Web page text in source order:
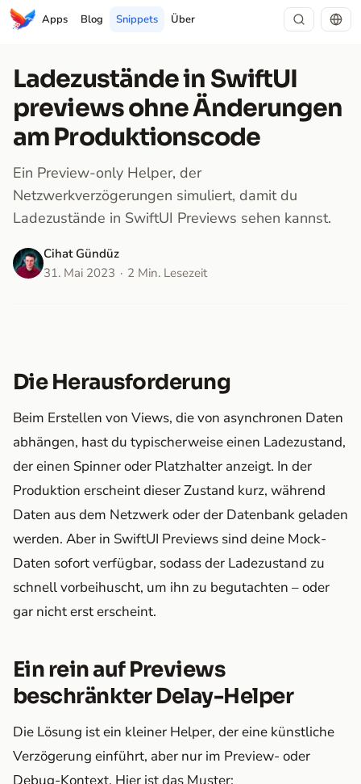
Apps Blog Snippets Über
Ladezustände in SwiftUI
previews ohne Änderungen
am Produktionscode
Ein Preview-only Helper, der
Netzwerkverzögerungen simuliert, damit du
Ladezustände in SwiftUI Previews sehen kannst.
Cihat Gündüz
31. Mai 2023
2 Min. Lesezeit
Die Herausforderung
Beim Erstellen von Views, die von asynchronen Daten
abhängen, hast du typischerweise einen Ladezustand,
der einen Spinner oder Platzhalter anzeigt. In der
Produktion erscheint dieser Zustand kurz, während
Daten aus dem Netzwerk oder der Datenbank geladen
werden. Aber in SwiftUI Previews sind deine Mock-
Daten sofort verfügbar, sodass der Ladezustand zu
schnell vorbeihuscht, um ihn zu begutachten – oder
gar nicht erst erscheint.
Ein rein auf Previews
beschränkter Delay-Helper
Die Lösung ist ein kleiner Helper, der eine künstliche
Verzögerung einführt, aber nur im Preview- oder